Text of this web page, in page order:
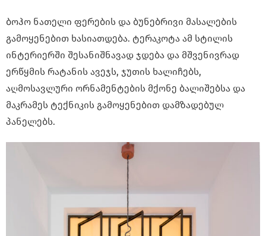
ბოჰო ნათელი ფერების და ბუნებრივი მასალების
გამოყენებით ხასიათდება. ტერაკოტა ამ სტილის
ინტერიერში შესანიშნავად ჯდება და მშვენივრად
ერწყმის რატანის ავეჯს, ჯუთის ხალიჩებს,
აღმოსავლური ორნამენტების მქონე ბალიშებსა და
მაკრამეს ტექნიკის გამოყენებით დამზადებულ
პანელებს.